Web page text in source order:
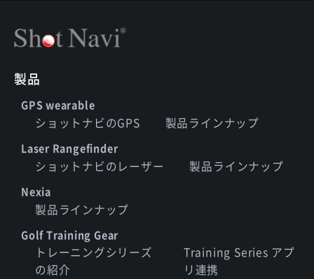
製品
GPS wearable
ショットナビのGPS 製品ラインナップ
Laser Rangefinder
ショットナビのレーザー 製品ラインナップ
Nexia
製品ラインナップ
Golf Training Gear
トレーニングシリーズ
の紹介
Training Series アプ
リ連携